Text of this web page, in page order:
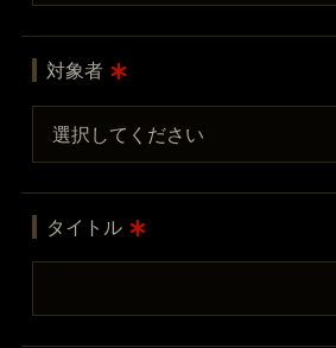
対象者
タイトル